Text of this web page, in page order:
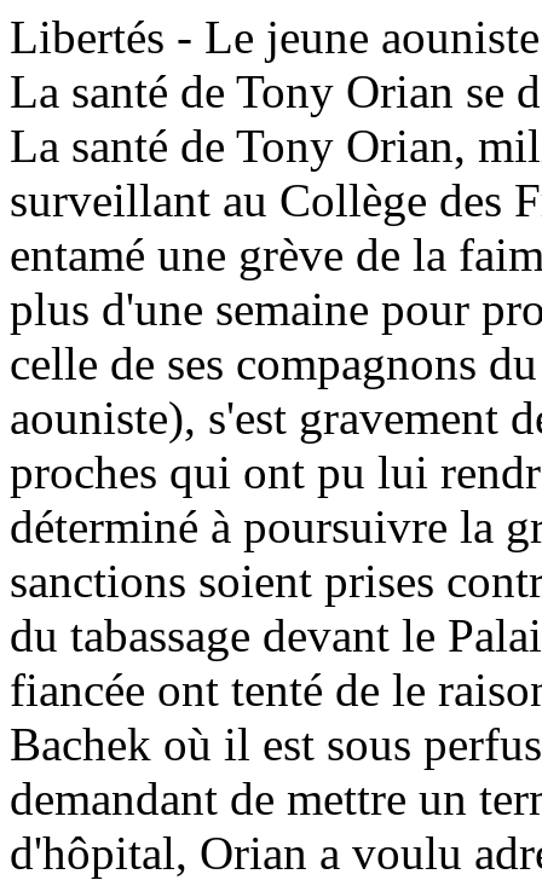
Libertés - Le jeune
La santé de Tony Orian se
La santé de Tony Orian,
surveillant au Collège des
entamé une grève de la
plus d'une semaine pour
celle de ses compagnons
aouniste), s'est gravement
proches qui ont pu lui
déterminé à poursuivre la
sanctions soient prises
du tabassage devant le
fiancée ont tenté de le
Bachek où il est sous
demandant de mettre un
d'hôpital, Orian a voulu